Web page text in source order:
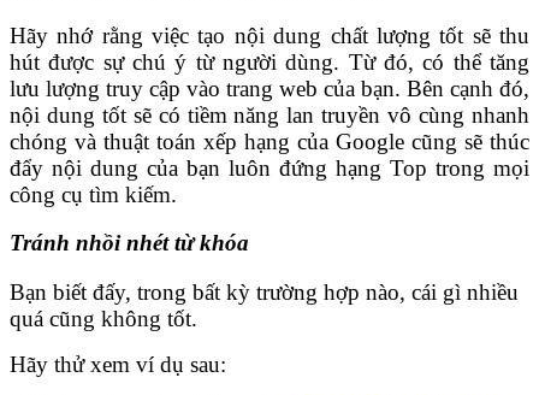
Hãy nhớ rằng việc tạo nội dung chất lượng tốt sẽ thu
hút được sự chú ý từ người dùng. Từ đó, có thể tăng
lưu lượng truy cập vào trang web của bạn. Bên cạnh đó,
nội dung tốt sẽ có tiềm năng lan truyền vô cùng nhanh
chóng và thuật toán xếp hạng của Google cũng sẽ thúc
đẩy nội dung của bạn luôn đứng hạng Top trong mọi
công cụ tìm kiếm.
Tránh nhồi nhét từ khóa
Bạn biết đấy, trong bất kỳ trường hợp nào, cái gì nhiều
quá cũng không tốt.
Hãy thử xem ví dụ sau: